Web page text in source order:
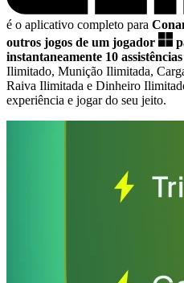
é o aplicativo completo para
outros jogos de um jogador
instantaneamente 10
Ilimitado, Munição Ilimitada,
Raiva Ilimitada e Dinheiro
experiência e jogar do seu jeito.